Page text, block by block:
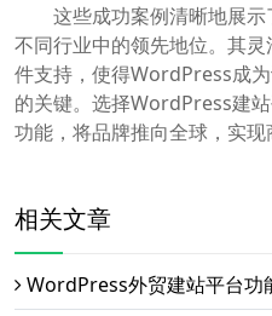
这些成功案例清晰地展示
不同行业中的领先地位。其
件支持，使得WordPress成
的关键。选择WordPress建
功能，将品牌推向全球，实现
相关文章
WordPress外贸建站平台功